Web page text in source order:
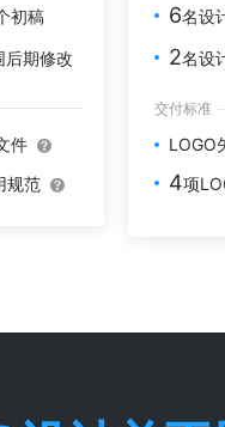
初稿
后期修改
件
规范
6名设
2名设
交付标准
LOGO
4项